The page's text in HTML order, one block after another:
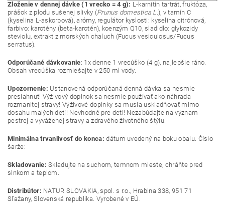
Zloženie v dennej dávke (1 vrecko = 4 g): L-karnitín tartrát, fruktóza,
prášok z plodu sušenej slivky (Prunus domestica L.), vitamín C
(kyselina L-askorbová), arómy, regulátor kyslosti: kyselina citrónová,
farbivo: karotény (beta-karotén), koenzým Q10, sladidlo: glykozidy
steviolu, extrakt z morských chaluch (Fucus vesiculosus/Fucus
serratus).
Odporúčané dávkovanie: 1x denne 1 vrecúško (4 g), najlepšie ráno.
Obsah vrecúška rozmiešajte v 250 ml vody.
Upozornenie: Ustanovená odporúčaná denná dávka sa nesmie
presiahnuť! Výživový doplnok sa nesmie používať ako náhrada
rozmanitej stravy! Výživové doplnky sa musia uskladňovať mimo
dosahu malých detí! Nevhodné pre deti! Nezabúdajte na význam
pestrej a vyváženej stravy a zdravého životného štýlu.
Minimálna trvanlivosť do konca: dátum uvedený na boku obalu. Číslo
šarže:
Skladovanie: Skladujte na suchom, temnom mieste, chráňte pred
slnkom a teplom.
Distribútor: NATUR SLOVAKIA, spol. s r.o., Hrabina 338, 951 71
Sľažany, Slovenská republika. Vyrobené v EÚ.